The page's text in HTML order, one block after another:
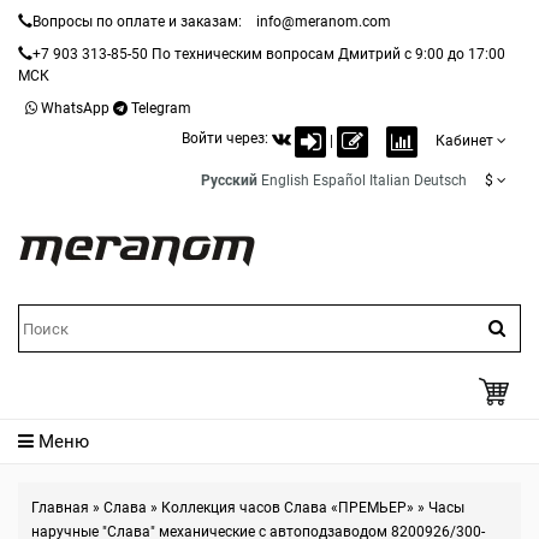
Вопросы по оплате и заказам:
info@meranom.com
+7 903 313-85-50 По техническим вопросам Дмитрий с 9:00 до 17:00
МСК
WhatsApp
Telegram
Войти через:
Кабинет
Русский English Español Italian Deutsch $
Меню
Главная » Слава » Коллекция часов Слава «ПРЕМЬЕР» » Часы
наручные "Слава" механические с автоподзаводом 8200926/300-